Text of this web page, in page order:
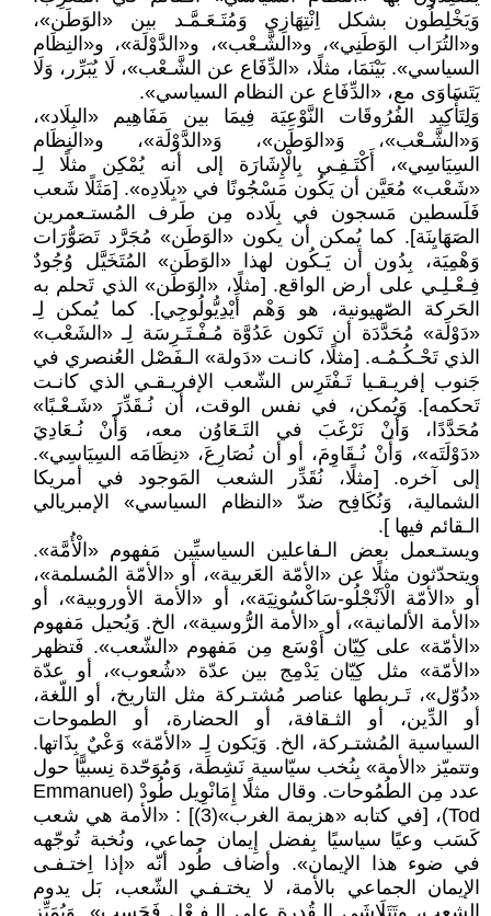
وَيَخْلِطُون بشكل اِنْتِهَازِي وَمُتَـعَـمَّـد بين «الوَطَن»،
و«التُرَاب الوَطَنِي»، و«الشَّـعْب»، و«الدَّوْلَة»، و«النِظَام
السياسي». بَيْنَمَا، مثلًا، «الدِّفَاع عن الشَّـعْب»، لَا يُبَرِّر، وَلَا
يَتَسَاوَى مع، «الدِّفَاع عن النظام السياسي».
وَلِتَأْكِيد الفُرُوقَات النَّوْعِيَة فِيمَا بين مَفَاهِيم «البِلَاد»،
وَ«الشَّـعْب»، وَ«الوَطَن»، وَ«الدَّوْلَة»، و«النِظَام
السِيَاسِي»، أَكْتَـفِـي بِالْإِشَارَة إلى أنه يُمْكِن مثلًا لِـ
«شَعْب» مُعَيَّن أن يَكُون مَسْجُونًا في «بِلَادِه». [مَثَلًا شَعب
فَلَسطين مَسجون في بِلَاده مِن طَرف المُستـعمرين
الصَهَايِنَة]. كما يُمكن أن يكون «الوَطَن» مُجَرَّد تَصَوُّرَات
وَهْمِيَة، بِدُون أن يَـكُون لهذا «الوَطَن» المُتَخَيَّل وُجُودٌ
فِـعْـلِـي على أرض الواقع. [مثلًا، «الوَطَن» الذي تَحلم به
الحَركة الصّهيونية، هو وَهْم أَيْدِيُّولُوجِي]. كما يُمكن لِـ
«دَوْلَة» مُحَدَّدَة أن تَكون عَدُوَّة مُـفْـتَـرِسَة لِـ «الشَعْب»
الذي تَحْـكُـمُـه. [مثلًا، كانـت «دَولة» الـفَصْل العُنصري في
جَنوب إفريـقـيا تَـفْتَرِس الشّعب الإفريـقـي الذي كانـت
تَحكمه]. وَيُمكن، في نفس الوقت، أن نُـقَدِّرَ «شَـعْـبًا»
مُحَدَّدًا، وَأَنْ نَرْغَبَ في التَـعَاوُن معه، وَأَنْ نُـعَادِيَ
«دَوْلَتَه»، وَأَنْ نُـقَاوِمَ، أو أن نُصَارِعَ، «نِظَامَه السِيَاسِي».
إلى آخره. [مثلًا، نُقَدِّر الشعب المَوجود في أمريكا
الشمالية، وَنُكَافِح ضدّ «النظام السياسي» الإمبريالي
الـقائم فيها ].
ويستـعمل بعض الـفاعلين السياسيِّين مَفهوم «الْأُمَّة».
ويتحدّثون مثلًا عن «الأمّة العَربية»، أو «الأمّة المُسلمة»،
أو «الأمّة الْاَنْجْلُو-سَاكْسُونِيَة»، أو «الأمة الأوروبية»، أو
«الأمة الألمانية»، أو «الأمة الرُّوسية»، الخ. وَيُحيل مَفهوم
«الأمّة» على كِيّان أَوْسَع مِن مَفهوم «الشّعب». فَتظهر
«الأمّة» مثل كِيّان يَدْمِج بين عدّة «شُعوب»، أو عدّة
«دُوّل»، تَـربطها عناصر مُشتـركة مثل التاريخ، أو اللّغة،
أو الدِّين، أو الثـقافة، أو الحضارة، أو الطموحات
السياسية المُشتـركة، الخ. وَيَكون لِـ «الأمّة» وَعْيٌ بِذَاتها.
وتتميّز «الأمة» بِنُخب سيّاسية نَشِطَة، وَمُوَحّدة نِسبيًّا حول
عدد مِن الطُمُوحات. وقال مثلًا إِمَانْوِيل طُودْ (Emmanuel
Tod)، [في كتابه «هزيمة الغرب»(3)] : «الأمة هي شعب
كَسَب وعيًا سياسيًا بِفضل إِيمان جماعي، ونُخبة تُوجّهه
في ضوء هذا الإيمان». وأضاف طُود أنّه «إذا اِختـفـى
الإيمان الجماعي بالأمة، لا يختـفـي الشّعب، بَل يدوم